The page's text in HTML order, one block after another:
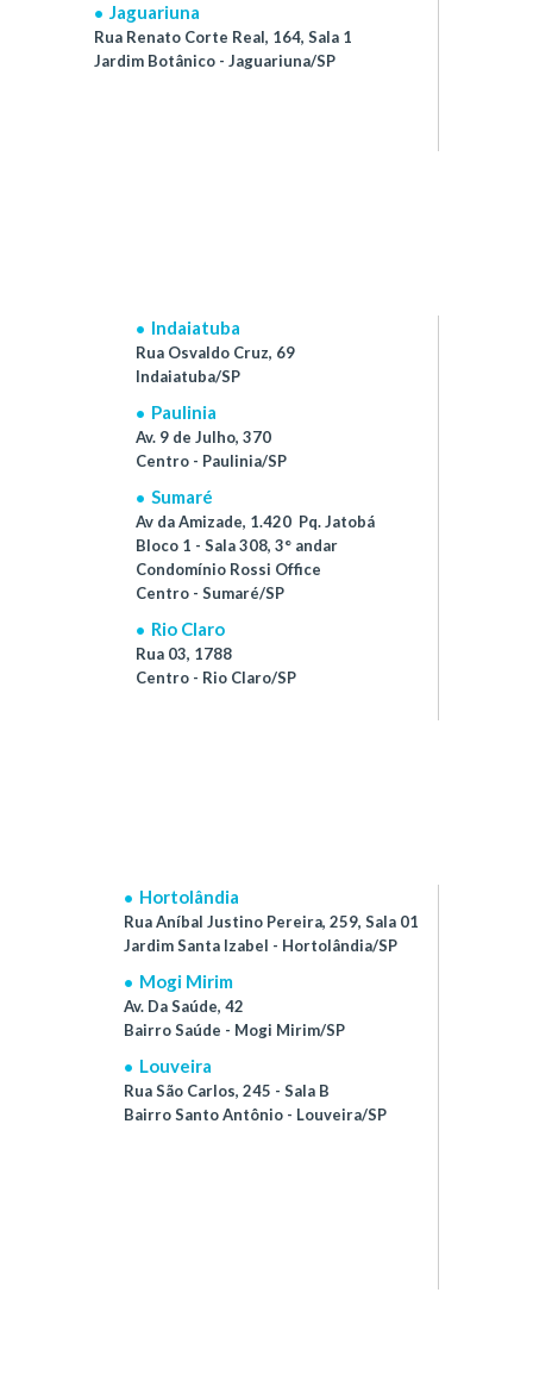
Jaguariuna
Rua Renato Corte Real, 164, Sala 1
Jardim Botânico - Jaguariuna/SP
Indaiatuba
Rua Osvaldo Cruz, 69
Indaiatuba/SP
Paulinia
Av. 9 de Julho, 370
Centro - Paulinia/SP
Sumaré
Av da Amizade, 1.420 Pq. Jatobá
Bloco 1 - Sala 308, 3° andar
Condomínio Rossi Office
Centro - Sumaré/SP
Rio Claro
Rua 03, 1788
Centro - Rio Claro/SP
Hortolândia
Rua Aníbal Justino Pereira, 259, Sala 01
Jardim Santa Izabel - Hortolândia/SP
Mogi Mirim
Av. Da Saúde, 42
Bairro Saúde - Mogi Mirim/SP
Louveira
Rua São Carlos, 245 - Sala B
Bairro Santo Antônio - Louveira/SP